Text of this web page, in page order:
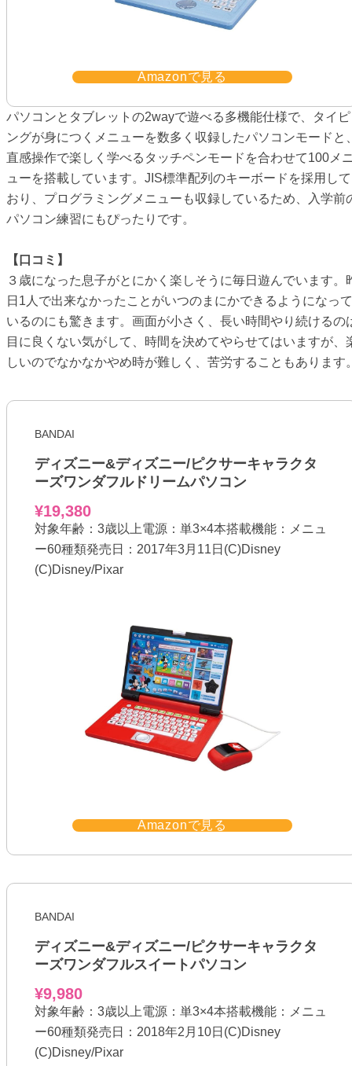
Amazonで見る
パソコンとタブレットの2wayで遊べる多機能仕様で、タイピ
ングが身につくメニューを数多く収録したパソコンモードと
直感操作で楽しく学べるタッチペンモードを合わせて100メ
ューを搭載しています。JIS標準配列のキーボードを採用して
おり、プログラミングメニューも収録しているため、入学前
パソコン練習にもぴったりです。
【口コミ】
３歳になった息子がとにかく楽しそうに毎日遊んでいます。
日1人で出来なかったことがいつのまにかできるようになって
いるのにも驚きます。画面が小さく、長い時間やり続けるの
目に良くない気がして、時間を決めてやらせてはいますが、
しいのでなかなかやめ時が難しく、苦労することもあります
BANDAI
ディズニー&ディズニー/ピクサーキャラクタ
ーズワンダフルドリームパソコン
¥19,380
対象年齢：3歳以上電源：単3×4本搭載機能：メニュ
ー60種類発売日：2017年3月11日(C)Disney
(C)Disney/Pixar
Amazonで見る
BANDAI
ディズニー&ディズニー/ピクサーキャラクタ
ーズワンダフルスイートパソコン
¥9,980
対象年齢：3歳以上電源：単3×4本搭載機能：メニュ
ー60種類発売日：2018年2月10日(C)Disney
(C)Disney/Pixar